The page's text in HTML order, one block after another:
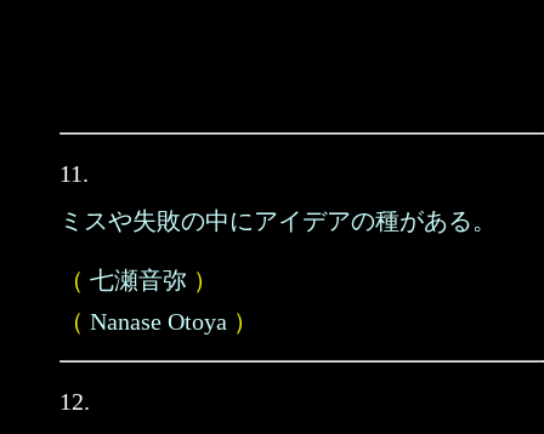
11.
ミスや失敗の中にアイデアの種がある。
（ 七瀬音弥 ）
（ Nanase Otoya ）
12.